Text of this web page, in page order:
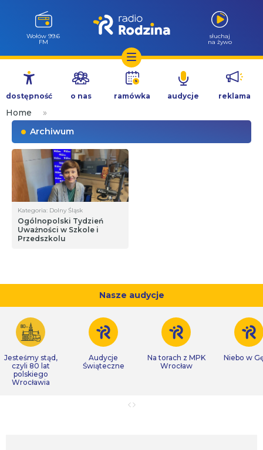
Przejdź
treści
Wołów 99.6
FM
słuchaj
na żywo
dostępność o nas ramówka audycje reklama
Home
»
Archiwum
Kategoria: Dolny Śląsk
Ogólnopolski Tydzień
Uważności w Szkole i
Przedszkolu
Nasze audycje
Jesteśmy stąd,
czyli 80 lat
polskiego
Wrocławia
Audycje
Świąteczne
Na torach z MPK
Wrocław
Niebo w